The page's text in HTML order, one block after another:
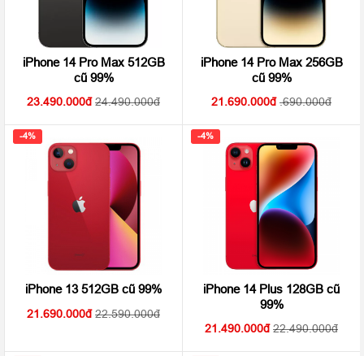
iPhone 14 Pro Max 512GB
cũ 99%
23.490.000 24.490.000
iPhone 14 Pro Max 256GB
cũ 99%
21.690.000 .690.000
-4%
iPhone 13 512GB cũ 99%
21.690.000 22.590.000
-4%
iPhone 14 Plus 128GB cũ
99%
21.490.000 22.490.000